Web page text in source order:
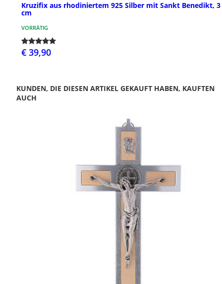
Kruzifix aus rhodiniertem 925 Silber mit Sankt Benedikt, 3
cm
VORRÄTIG
€ 39,90
KUNDEN, DIE DIESEN ARTIKEL GEKAUFT HABEN, KAUFTEN
AUCH